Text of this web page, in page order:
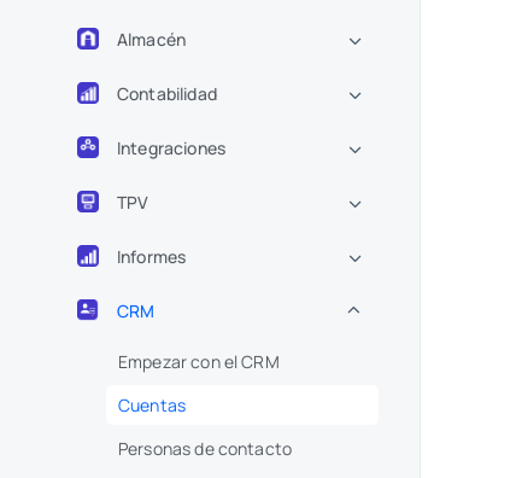
Almacén
Contabilidad
Integraciones
TPV
Informes
CRM
Empezar con el CRM
Cuentas
Personas de contacto